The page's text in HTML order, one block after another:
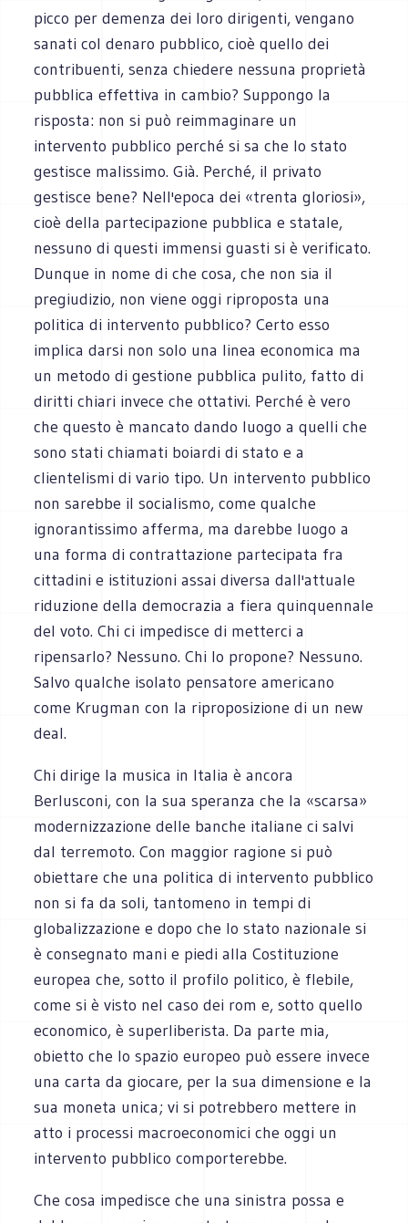
picco per demenza dei loro dirigenti, vengano
sanati col denaro pubblico, cioè quello dei
contribuenti, senza chiedere nessuna proprietà
pubblica effettiva in cambio? Suppongo la
risposta: non si può reimmaginare un
intervento pubblico perché si sa che lo stato
gestisce malissimo. Già. Perché, il privato
gestisce bene? Nell'epoca dei «trenta gloriosi»,
cioè della partecipazione pubblica e statale,
nessuno di questi immensi guasti si è verificato.
Dunque in nome di che cosa, che non sia il
pregiudizio, non viene oggi riproposta una
politica di intervento pubblico? Certo esso
implica darsi non solo una linea economica ma
un metodo di gestione pubblica pulito, fatto di
diritti chiari invece che ottativi. Perché è vero
che questo è mancato dando luogo a quelli che
sono stati chiamati boiardi di stato e a
clientelismi di vario tipo. Un intervento pubblico
non sarebbe il socialismo, come qualche
ignorantissimo afferma, ma darebbe luogo a
una forma di contrattazione partecipata fra
cittadini e istituzioni assai diversa dall'attuale
riduzione della democrazia a fiera quinquennale
del voto. Chi ci impedisce di metterci a
ripensarlo? Nessuno. Chi lo propone? Nessuno.
Salvo qualche isolato pensatore americano
come Krugman con la riproposizione di un new
deal.
Chi dirige la musica in Italia è ancora
Berlusconi, con la sua speranza che la «scarsa»
modernizzazione delle banche italiane ci salvi
dal terremoto. Con maggior ragione si può
obiettare che una politica di intervento pubblico
non si fa da soli, tantomeno in tempi di
globalizzazione e dopo che lo stato nazionale si
è consegnato mani e piedi alla Costituzione
europea che, sotto il profilo politico, è flebile,
come si è visto nel caso dei rom e, sotto quello
economico, è superliberista. Da parte mia,
obietto che lo spazio europeo può essere invece
una carta da giocare, per la sua dimensione e la
sua moneta unica; vi si potrebbero mettere in
atto i processi macroeconomici che oggi un
intervento pubblico comporterebbe.
Che cosa impedisce che una sinistra possa e